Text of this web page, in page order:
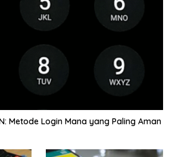
Metode Login Mana yang Paling Aman